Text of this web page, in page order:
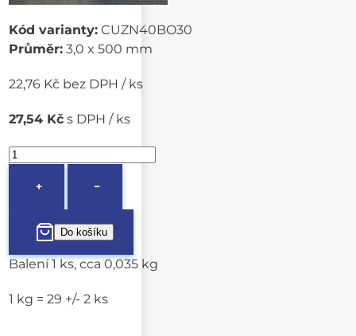
Kód varianty: CUZN40BO30
Průměr: 3,0 x 500 mm
22,76 Kč bez DPH / ks
27,54 Kč s DPH / ks
+ −
Balení 1 ks, cca 0,035 kg
1 kg = 29 +/- 2 ks